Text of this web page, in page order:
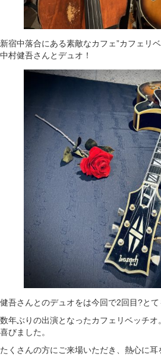
新宿中落合にある素敵なカフェ”カフェリ
中村健吾さんとデュオ！
健吾さんとのデュオをは今回で2回目?とて
数年ぶりの出演となったカフェリベッチ
喜びました。
たくさんの方にご来場いただき、熱心に耳